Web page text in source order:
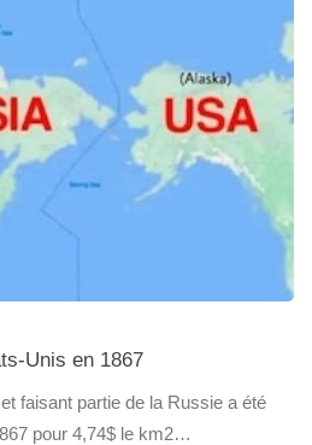
Unis en 1867
faisant partie de la Russie a été
pour 4,74$ le km2…